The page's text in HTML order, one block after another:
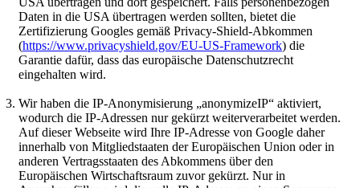
Daten in die USA übertragen werden sollten, bietet die
Zertifizierung Googles gemäß Privacy-Shield-Abkommen
(https://www.privacyshield.gov/EU-US-Framework) die
Garantie dafür, dass das europäische Datenschutzrecht
eingehalten wird.
Wir haben die IP-Anonymisierung „anonymizeIP“ aktiviert,
wodurch die IP-Adressen nur gekürzt weiterverarbeitet werden.
Auf dieser Webseite wird Ihre IP-Adresse von Google daher
innerhalb von Mitgliedstaaten der Europäischen Union oder in
anderen Vertragsstaaten des Abkommens über den
Europäischen Wirtschaftsraum zuvor gekürzt. Nur in